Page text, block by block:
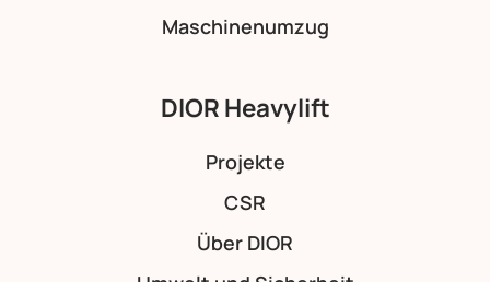
Maschinenumzug
DIOR Heavylift
Projekte
CSR
Über DIOR